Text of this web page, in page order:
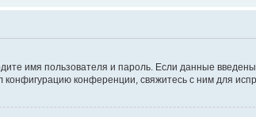
имя пользователя и пароль. Если данные
конференции, свяжитесь с ним для